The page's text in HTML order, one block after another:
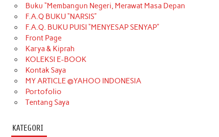
Buku “Membangun Negeri, Merawat Masa Depan
F.A.Q BUKU “NARSIS”
F.A.Q. BUKU PUISI “MENYESAP SENYAP”
Front Page
Karya & Kiprah
KOLEKSI E-BOOK
Kontak Saya
MY ARTICLE @YAHOO INDONESIA
Portofolio
Tentang Saya
KATEGORI